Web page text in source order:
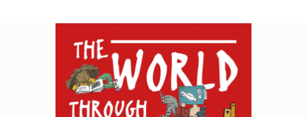
CONTACT お問合せ